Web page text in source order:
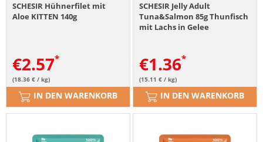
SCHESIR Hühnerfilet mit
Aloe KITTEN 140g
€2.57
(18.36 € / kg)
IN DEN WARENKORB
SCHESIR Jelly Adult
Tuna&Salmon 85g Thunfisch
mit Lachs in Gelee
€1.36
(15.11 € / kg)
IN DEN WARENKORB